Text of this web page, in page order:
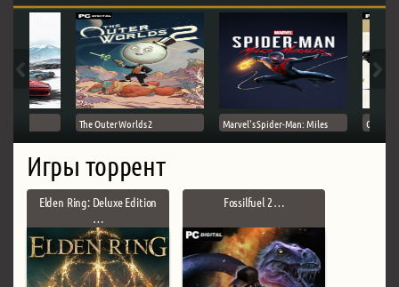
The Outer Worlds 2 Marvel's Spider-Man: Miles Ghost
Игры торрент
Elden Ring: Deluxe Edition
…
Fossilfuel 2 …